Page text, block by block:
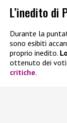
L’inedito di
Durante la
sono esibiti
proprio inedito.
ottenuto dei
critiche.